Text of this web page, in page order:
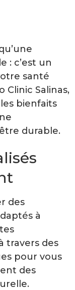
: c’est un
santé
Clinic Salinas,
bienfaits
durable.
des
à
travers des
pour vous
des